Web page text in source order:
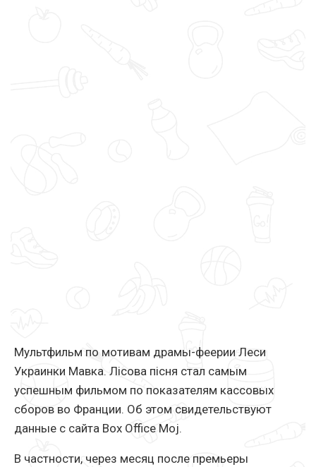
Мультфильм по мотивам драмы-феерии Леси
Украинки Мавка. Лісова пісня стал самым
успешным фильмом по показателям кассовых
сборов во Франции. Об этом свидетельствуют
данные с сайта Box Office Moj.
В частности, через месяц после премьеры